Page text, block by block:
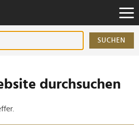
SUCHEN
durchsuchen